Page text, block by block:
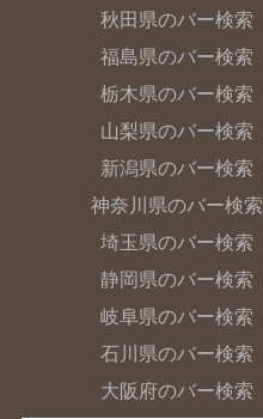
秋田県のバー検索
福島県のバー検索
栃木県のバー検索
山梨県のバー検索
新潟県のバー検索
神奈川県のバー検索
埼玉県のバー検索
静岡県のバー検索
岐阜県のバー検索
石川県のバー検索
大阪府のバー検索